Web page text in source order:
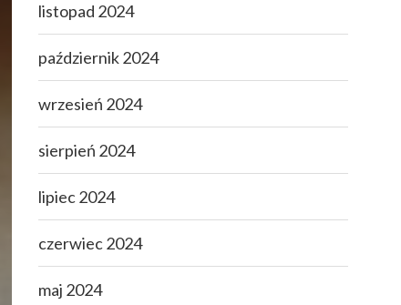
listopad 2024
październik 2024
wrzesień 2024
sierpień 2024
lipiec 2024
czerwiec 2024
maj 2024